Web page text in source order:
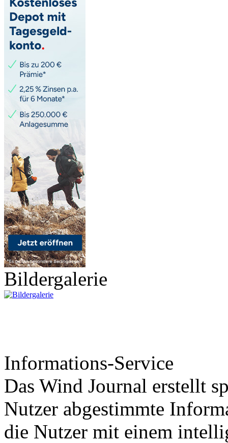
Bildergalerie
Informations-Service
Das Wind Journal erstellt
Nutzer abgestimmte
die Nutzer mit einem